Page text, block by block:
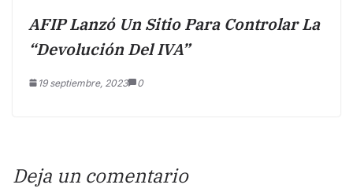
AFIP Lanzó Un Sitio Para Controlar La
“devolución Del IVA”
19 septiembre, 2023 0
Deja un comentario